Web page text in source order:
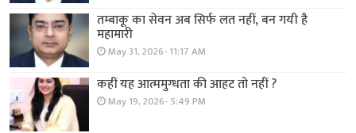
तम्बाकू का सेवन अब सिर्फ लत नहीं, बन गयी है
महामारी
May 31, 2026- 11:17 AM
कहीं यह आत्ममुग्धता की आहट तो नहीं ?
May 19, 2026- 5:49 PM